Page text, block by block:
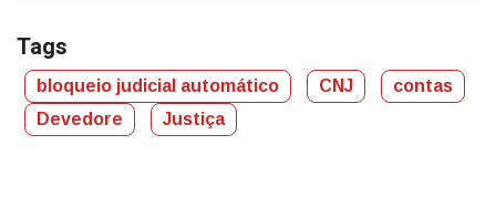
Tags
bloqueio judicial automático CNJ
contas
Devedore
Justiça